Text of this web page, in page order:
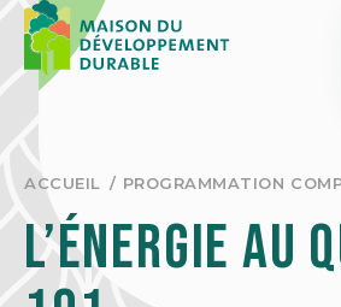
Skip
content
ACCUEIL PROGRAMMATION
L’Énergie au